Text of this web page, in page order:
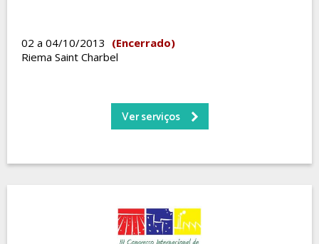
02 a 04/10/2013 (Encerrado)
Riema Saint Charbel
Ver serviços